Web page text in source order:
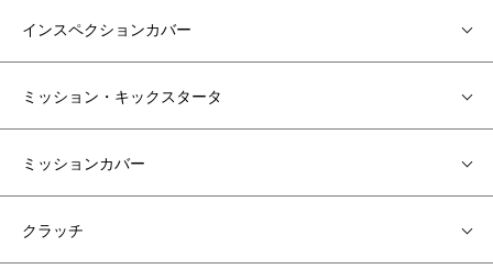
インスペクションカバー
ミッション・キックスタータ
ミッションカバー
クラッチ